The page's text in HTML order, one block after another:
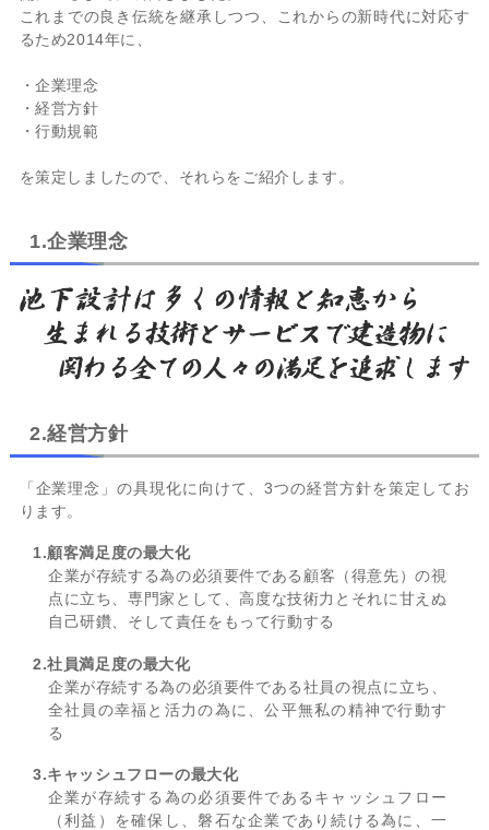
これまでの良き伝統を継承しつつ、これからの新時代に対応す
るため2014年に、
・企業理念
・経営方針
・行動規範
を策定しましたので、それらをご紹介します。
1.企業理念
2.経営方針
「企業理念」の具現化に向けて、3つの経営方針を策定してお
ります。
1.顧客満足度の最大化
企業が存続する為の必須要件である顧客（得意先）の視
点に立ち、専門家として、高度な技術力とそれに甘えぬ
自己研鑽、そして責任をもって行動する
2.社員満足度の最大化
企業が存続する為の必須要件である社員の視点に立ち、
全社員の幸福と活力の為に、公平無私の精神で行動す
る
3.キャッシュフローの最大化
企業が存続する為の必須要件であるキャッシュフロー
（利益）を確保し、磐石な企業であり続ける為に、一